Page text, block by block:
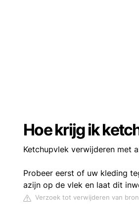
Hoe krijg ik
Ketchupvlek verwijderen met
Probeer eerst of uw kleding
azijn op de vlek en laat dit
Verzoek tot verwijderen van bron